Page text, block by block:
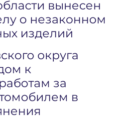
вынесен
о незаконном
изделий
округа
к
за
в